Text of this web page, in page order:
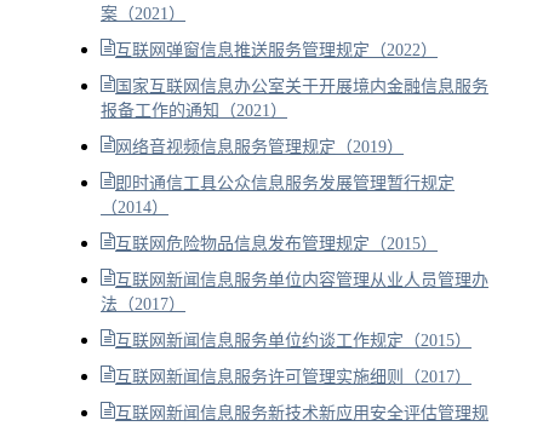
案（2021）
互联网弹窗信息推送服务管理规定（2022）
国家互联网信息办公室关于开展境内金融信息服务
报备工作的通知（2021）
网络音视频信息服务管理规定（2019）
即时通信工具公众信息服务发展管理暂行规定
（2014）
互联网危险物品信息发布管理规定（2015）
互联网新闻信息服务单位内容管理从业人员管理办
法（2017）
互联网新闻信息服务单位约谈工作规定（2015）
互联网新闻信息服务许可管理实施细则（2017）
互联网新闻信息服务新技术新应用安全评估管理规